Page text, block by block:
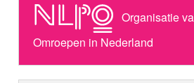
Organisatie
Omroepen in Nederland